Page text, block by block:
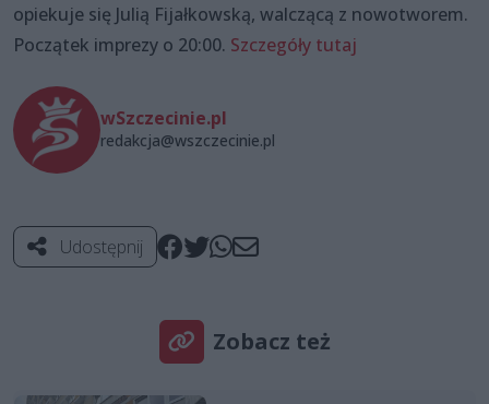
opiekuje się Julią Fijałkowską, walczącą z nowotworem.
Początek imprezy o 20:00. Szczegóły tutaj
wSzczecinie.pl
redakcja@wszczecinie.pl
Udostępnij
Zobacz też